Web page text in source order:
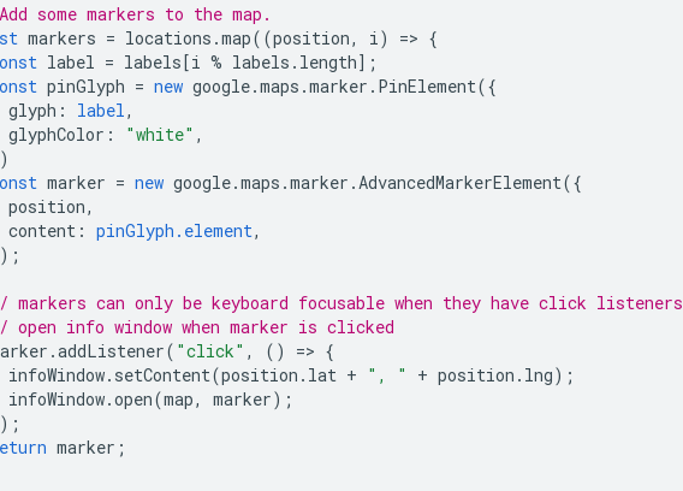
some markers to the map.
markers = locations .map((position, i) => {
label = labels[i % labels . length];
pinGlyph = new google.maps .marker . PinElement({
glyph : label,
glyphColor : "white" ,
marker = new google.maps .marker .AdvancedMarkerElement({
position,
content : pinGlyph.element,
markers can only be keyboard focusable when they have click listeners
open info window when marker is clicked
.addListener( "click" , () => {
infoWindow. setContent(position . lat + ", " + position . lng);
infoWindow.open(map, marker);
marker ;